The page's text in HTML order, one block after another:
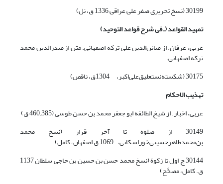
30199 (نسخ تحریری صفر علی عراقی 1336 ق، نل)
تمهید القواعد (ـ فی شرح قواعد التوحید)
عربی، عرفان. از صائن‌الدین علی ترکه اصفهانی. متن از صدرالدین محمد
ترکه اصفهانی.
30175 (شکسته‌نستعلیق‌علی‌اکبر، ‌1304ق، ناقص)
تهذیب الاحکام
عربی، اخبار. از شیخ الطائفه ابو جعفر محمد بن حسن طوسی (385ـ460 ق)
30149 از صلوه تا آخر قرار (نسخ محمد
بن‌محمد‌طاهر‌حسینی‌خوراسکانی، ‌1069 ق اصفهان، کامل)
30144 ج اول تا زکوة (نسخ محمد حسن بن حسین بن حاجی سلطان 1137
ق. کامل، مصحَّح)